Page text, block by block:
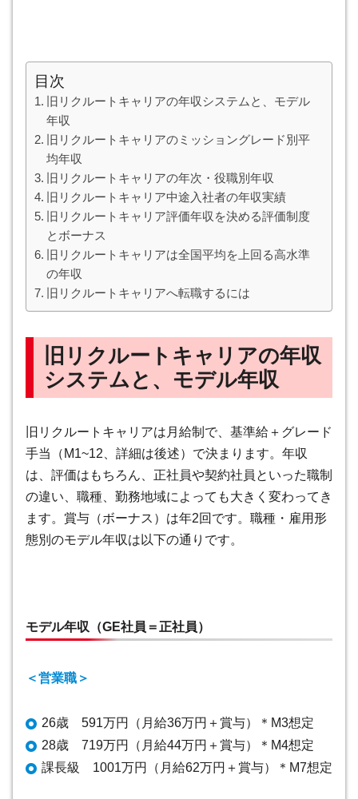
目次
旧リクルートキャリアの年収システムと、モデル
年収
旧リクルートキャリアのミッショングレード別平
均年収
旧リクルートキャリアの年次・役職別年収
旧リクルートキャリア中途入社者の年収実績
旧リクルートキャリア評価年収を決める評価制度
とボーナス
旧リクルートキャリアは全国平均を上回る高水準
の年収
旧リクルートキャリアへ転職するには
旧リクルートキャリアの年収
システムと、モデル年収
旧リクルートキャリアは 月給制で、基準給＋グレード
手当（M1~12、詳細は後述）で決まります。年収
は、評価はもちろん、正社員や契約社員といった職制
の違い、職種、勤務地域によっても大きく変わってき
ます。賞与（ボーナス）は年2回です。職種・雇用形
態別のモデル年収は以下の通りです。
モデル年収（GE社員＝正社員）
＜営業職＞
26歳 591万円（月給36万円＋賞与）＊M3想定
28歳 719万円（月給44万円＋賞与）＊M4想定
課長級 1001万円（月給62万円＋賞与）＊M7想定